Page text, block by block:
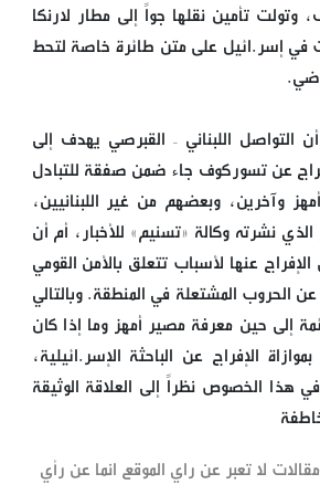
وتولت تأمين نقلها جواً إلى مطار لارنكا
في إسر.ائيل على متن طائرة خاصة لتحط
التواصل اللبناني – القبرصي يهدف إلى
عن تسوركوف جاء ضمن صفقة للتبادل
وآخرين، وبعضهم من غير اللبنانيين،
نشرته وكالة «تسنيم» للأخبار، أم أن
عنها لأسباب تتعلق بالأمن القومي
عن الحروب المشتعلة في المنطقة. وبالتالي
إلى حين معرفة مصير أمهز وما إذا كان
الإفراج عن الباحثة الإسر.ائيلية،
هذا الخصوص نظراً إلى العلاقة الوثيقة
لا تعبر عن راي الموقع انما عن رأي